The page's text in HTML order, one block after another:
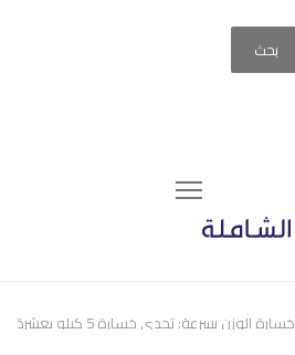
بحث
Menu
خسارة الوزن بسرعة: تحدي خسارة 5 كيلو بعشرة أيام